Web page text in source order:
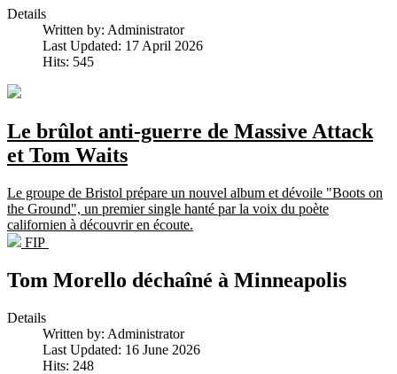
Details
Written by: Administrator
Last Updated: 17 April 2026
Hits: 545
Le brûlot anti-guerre de Massive Attack
et Tom Waits
Le groupe de Bristol prépare un nouvel album et dévoile "Boots on
the Ground", un premier single hanté par la voix du poète
californien à découvrir en écoute.
FIP
Tom Morello déchaîné à Minneapolis
Details
Written by: Administrator
Last Updated: 16 June 2026
Hits: 248